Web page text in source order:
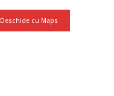
Deschide cu Maps